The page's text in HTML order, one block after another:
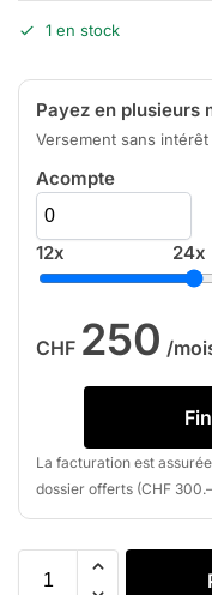
1 en stock
Payez en plusieurs
Versement sans
Acompte
12x 24x
CHF 250 /
La facturation est
dossier offerts (CHF